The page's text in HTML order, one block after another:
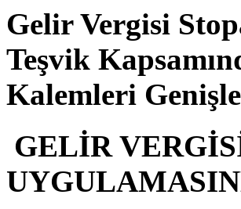
Gelir Vergisi
Teşvik
Kalemleri
GELİR